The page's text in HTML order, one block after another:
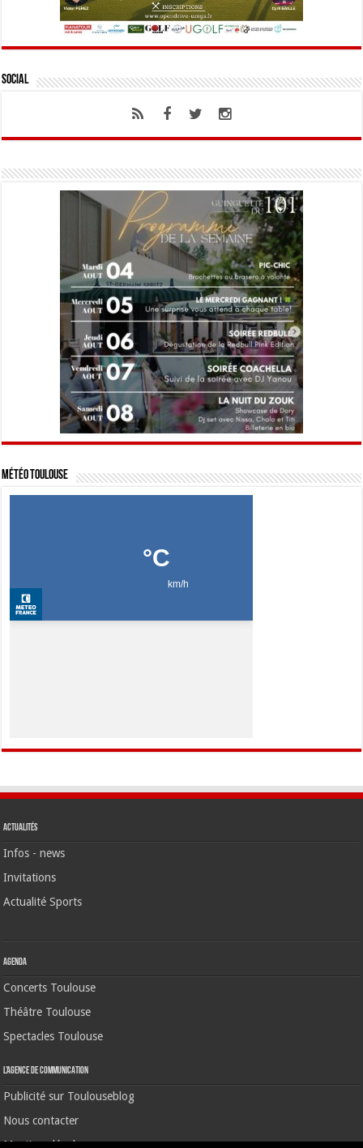
Social
Météo Toulouse
Actualités
Infos - news
Invitations
Actualité Sports
Agenda
Concerts Toulouse
Théâtre Toulouse
Spectacles Toulouse
L’agence de communication
Publicité sur Toulouseblog
Nous contacter
Mentions légales